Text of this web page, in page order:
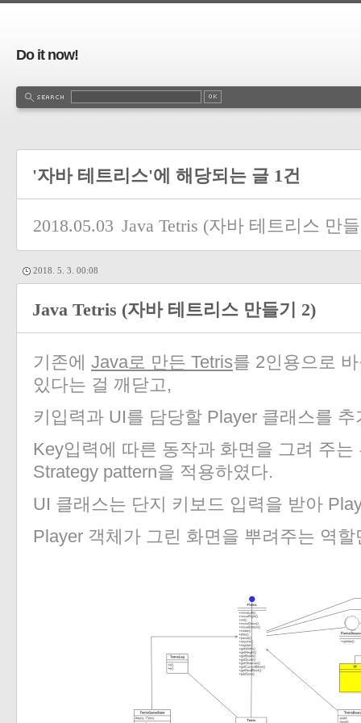
Do it now!
'자바 테트리스'에 해당되는 글 1건
2018.05.03 Java Tetris (자바 테트리스 만
2018. 5. 3. 00:08
Java Tetris (자바 테트리스 만들기 2)
기존에 Java로 만든 Tetris를 2인용으로
있다는 걸 깨닫고,
키입력과 UI를 담당할 Player 클래스를 추
Key입력에 따른 동작과 화면을 그려 주
Strategy pattern을 적용하였다.
UI 클래스는 단지 키보드 입력을 받아
Player 객체가 그린 화면을 뿌려주는 역